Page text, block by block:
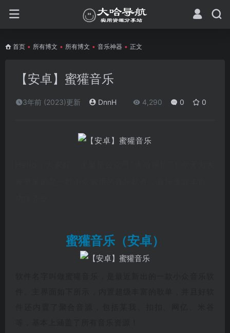
首页 • 所有博文 • 所有博文 • 音乐神器 • 正文
【安卓】蜜獾音乐
3年前 (2023)更新 DnnH 4,290 0 0
蜜獾音乐（安卓）